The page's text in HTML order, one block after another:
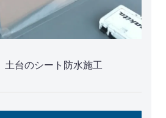
土台のシート防水施工